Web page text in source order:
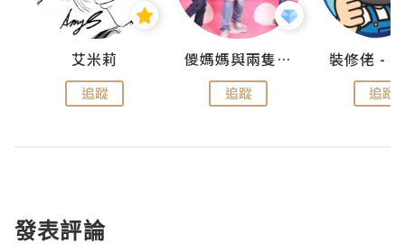
艾米莉
追蹤
儍媽媽與兩隻小魔怪之家
追蹤 追蹤
發表評論